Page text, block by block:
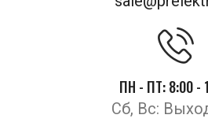
ПН - ПТ: 8:00 -
Сб, Вс: